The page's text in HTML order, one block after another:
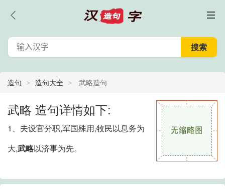
造句 造句大全 武略造句
武略 造句详情如下:
1、夫设官分职,军国殊用,牧民以息务为
大,武略以济事为先。